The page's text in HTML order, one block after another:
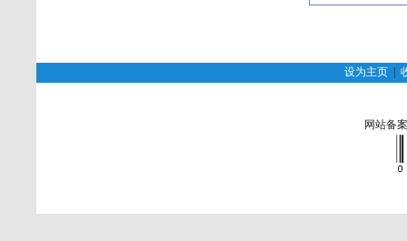
设为主页
网站备